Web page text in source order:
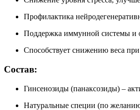
Профилактика
Поддержка иммунной системы и
Способствует снижению веса
Состав:
Гинсенозиды (панаксозиды) –
Натуральные специи (по